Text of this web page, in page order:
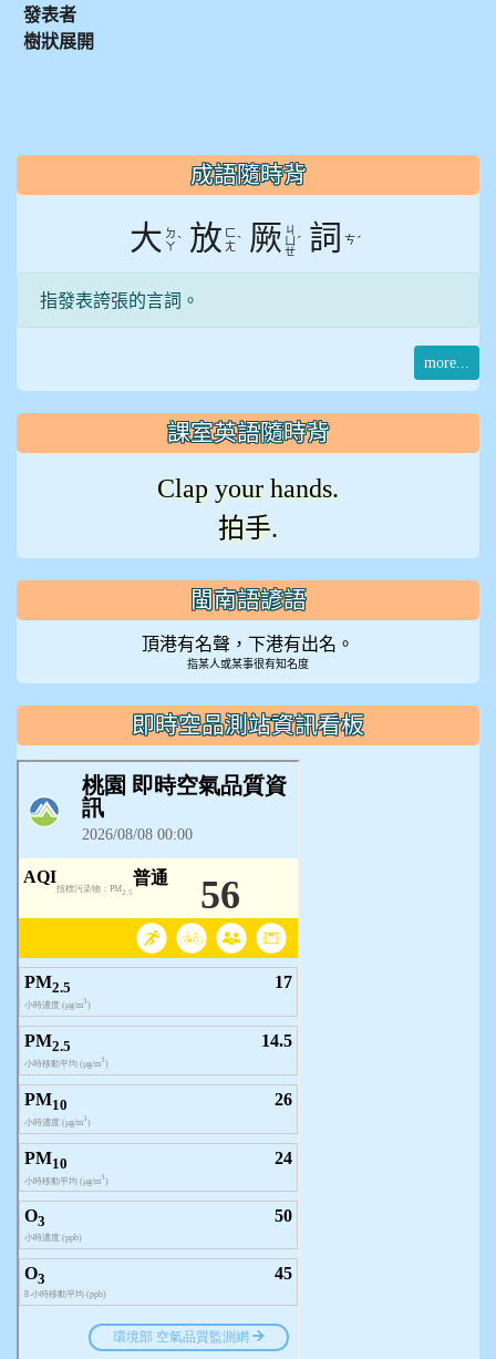
發表者
樹狀展開
::: 成語隨時背
大 ㄉ
ㄚ ˋ 放 ㄈ
ㄤˋ 厥 ㄐ
ㄝ
ˊ 詞 ㄘˊ
指發表誇張的言詞。
more...
課室英語隨時背
Clap your hands.
拍手.
閩南語諺語
頂港有名聲，下港有出名。
指某人或某事很有知名度
即時空品測站資訊看板